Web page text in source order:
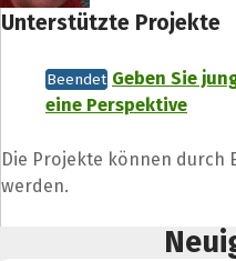
Unterstützte Projekte
Beendet Geben Sie
eine Perspektive
Die Projekte können durch
werden.